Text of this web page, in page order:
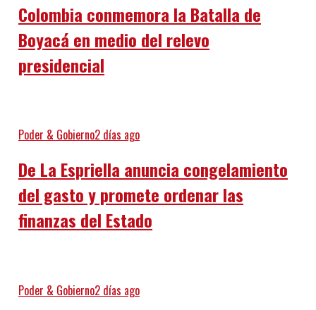
Colombia conmemora la Batalla de
Boyacá en medio del relevo
presidencial
Poder & Gobierno2 días ago
De La Espriella anuncia congelamiento
del gasto y promete ordenar las
finanzas del Estado
Poder & Gobierno2 días ago